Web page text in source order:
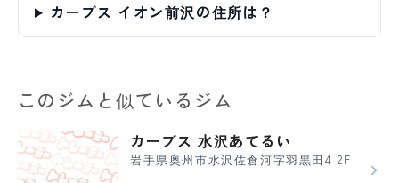
カーブス イオン前沢の住所は？
このジムと似ているジム
カーブス 水沢あてるい
岩手県奥州市水沢佐倉河字羽黒田4 2F